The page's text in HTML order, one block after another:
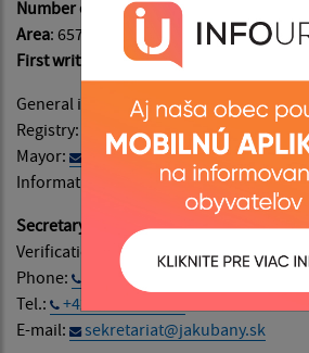
Number of inhabitants: 2847
Area: 6571 ha
First written records: in the year 1322
General information:
Registry:
podatelna@jakubany.sk
Mayor:
starosta@jakubany.sk
Information on website content:
Secretary
(Filing room, Main cash
Verification of signatures and
Phone:
0903 563 051
Tel.:
+421 524 283 651
E-mail:
sekretariat@jakubany.sk